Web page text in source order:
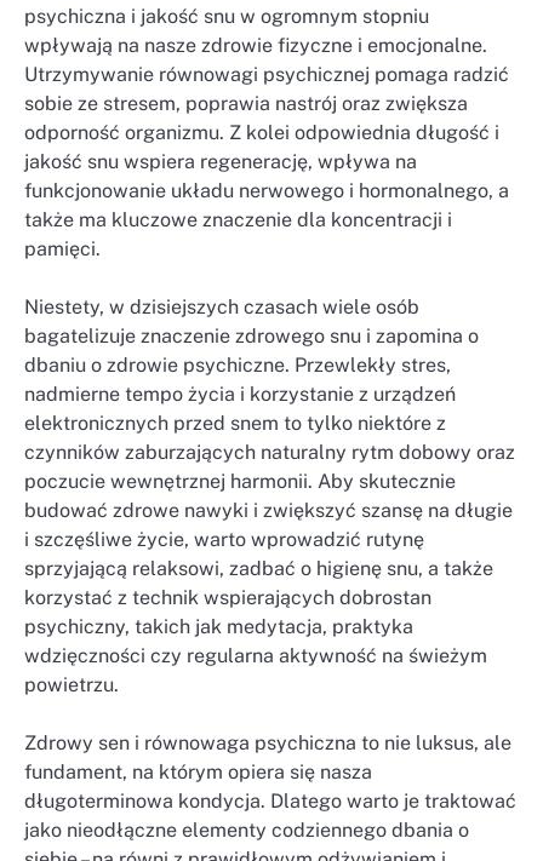
psychiczna i jakość snu w ogromnym stopniu
wpływają na nasze zdrowie fizyczne i emocjonalne.
Utrzymywanie równowagi psychicznej pomaga radzić
sobie ze stresem, poprawia nastrój oraz zwiększa
odporność organizmu. Z kolei odpowiednia długość i
jakość snu wspiera regenerację, wpływa na
funkcjonowanie układu nerwowego i hormonalnego, a
także ma kluczowe znaczenie dla koncentracji i
pamięci.
Niestety, w dzisiejszych czasach wiele osób
bagatelizuje znaczenie zdrowego snu i zapomina o
dbaniu o zdrowie psychiczne. Przewlekły stres,
nadmierne tempo życia i korzystanie z urządzeń
elektronicznych przed snem to tylko niektóre z
czynników zaburzających naturalny rytm dobowy oraz
poczucie wewnętrznej harmonii. Aby skutecznie
budować zdrowe nawyki i zwiększyć szansę na długie
i szczęśliwe życie, warto wprowadzić rutynę
sprzyjającą relaksowi, zadbać o higienę snu, a także
korzystać z technik wspierających dobrostan
psychiczny, takich jak medytacja, praktyka
wdzięczności czy regularna aktywność na świeżym
powietrzu.
Zdrowy sen i równowaga psychiczna to nie luksus, ale
fundament, na którym opiera się nasza
długoterminowa kondycja. Dlatego warto je traktować
jako nieodłączne elementy codziennego dbania o